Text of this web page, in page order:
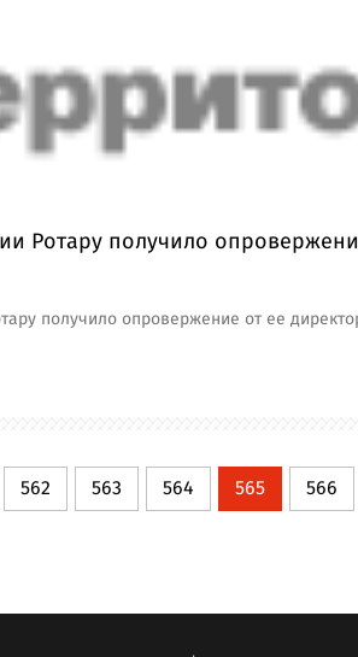
Ротару получило
получило опровержение от ее
562 563 564 565 566